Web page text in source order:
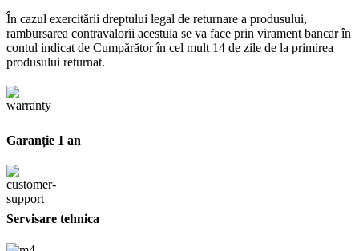
În cazul exercitării dreptului legal de returnare a produsului,
rambursarea contravalorii acestuia se va face prin virament bancar în
contul indicat de Cumpărător în cel mult 14 de zile de la primirea
produsului returnat.
Garanție 1 an
Servisare tehnica